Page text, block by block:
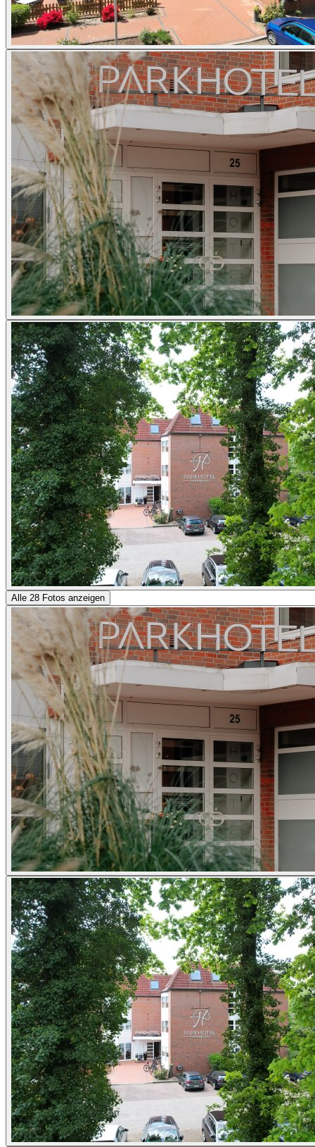
Alle 28 Fotos anzeigen